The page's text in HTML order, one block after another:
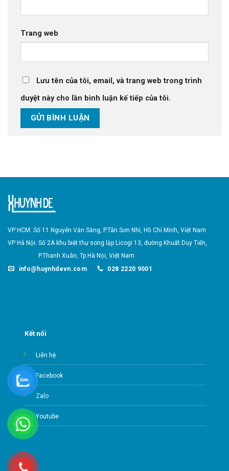
Trang web
Lưu tên của tôi, email, và trang web trong trình
duyệt này cho lần bình luận kế tiếp của tôi.
VP HCM: Số 11 Nguyễn Văn Săng, P.Tân Sơn Nhì, Hồ Chí Minh, Việt Nam
VP Hà Nội: Số 2A khu biệt thự song lập Licogi 13, đường Khuất Duy Tiến,
P.Thanh Xuân, Tp.Hà Nội, Việt Nam
info@huynhdevn.com
028 2220 9001
Kết nối
Liên hệ
Facebook
Zalo
Youtube